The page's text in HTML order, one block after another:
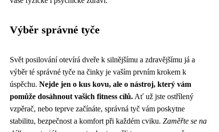
Výběr správné tyče
Svět posilování otevírá dveře k silnějšímu a zdravějšímu já a
výběr té správné tyče na činky je vaším prvním krokem k
úspěchu. Nejde jen o kus kovu, ale o nástroj, který vám
pomůže dosáhnout vašich fitness cílů. Ať už jste ostřílený
vzpěrač, nebo teprve začínáte, správná tyč vám poskytne
stabilitu, bezpečnost a komfort při každém cviku. Zaměřte se na